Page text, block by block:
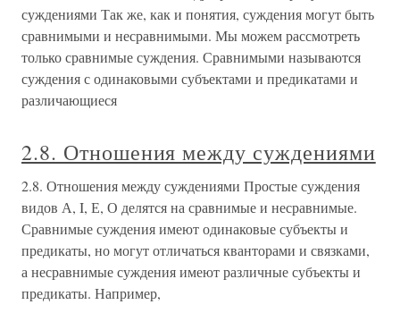
суждениями Так же, как и понятия, суждения могут быть
сравнимыми и несравнимыми. Мы можем рассмотреть
только сравнимые суждения. Сравнимыми называются
суждения с одинаковыми субъектами и предикатами и
различающиеся
2.8. Отношения между суждениями
2.8. Отношения между суждениями Простые суждения
видов А, I, Е, О делятся на сравнимые и несравнимые.
Сравнимые суждения имеют одинаковые субъекты и
предикаты, но могут отличаться кванторами и связками,
а несравнимые суждения имеют различные субъекты и
предикаты. Например,